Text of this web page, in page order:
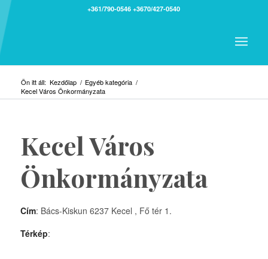
+361/790-0546 +3670/427-0540
Ön itt áll: Kezdőlap / Egyéb kategória /
Kecel Város Önkormányzata
Kecel Város
Önkormányzata
Cím: Bács-Kiskun 6237 Kecel , Fő tér 1.
Térkép: